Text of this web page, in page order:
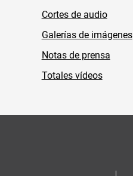
Cortes de audio
Galerías de imágenes
Notas de prensa
Totales vídeos